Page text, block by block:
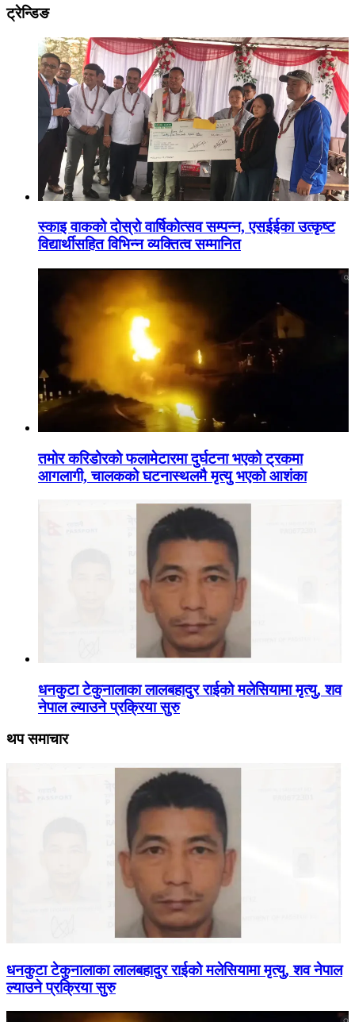
ट्रेन्डिङ
स्काइ वाकको दोस्रो वार्षिकोत्सव सम्पन्न, एसईईका उत्कृष्ट
विद्यार्थीसहित विभिन्न व्यक्तित्व सम्मानित
तमोर करिडोरको फलामेटारमा दुर्घटना भएको ट्रकमा
आगलागी, चालकको घटनास्थलमै मृत्यु भएको आशंका
धनकुटा टेकुनालाका लालबहादुर राईको मलेसियामा मृत्यु, शव
नेपाल ल्याउने प्रक्रिया सुरु
थप समाचार
धनकुटा टेकुनालाका लालबहादुर राईको मलेसियामा मृत्यु, शव नेपाल
ल्याउने प्रक्रिया सुरु